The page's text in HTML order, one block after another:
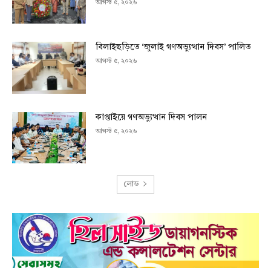
আগস্ট ৫, ২০২৬
বিলাইছড়িতে ‘জুলাই গণঅভ্যুত্থান দিবস’ পালিত
আগস্ট ৫, ২০২৬
কাপ্তাইয়ে গণঅভ্যুত্থান দিবস পালন
আগস্ট ৫, ২০২৬
লোড